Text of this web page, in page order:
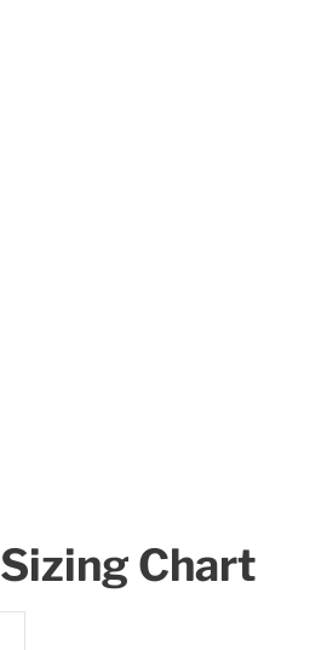
Sizing Chart